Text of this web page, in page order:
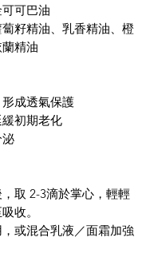
可巴油
蔔籽精油、乳香精油、橙
精油
成透氣保護
初期老化
取 2-3滴於掌心，輕輕
收。
或混合乳液／面霜加強